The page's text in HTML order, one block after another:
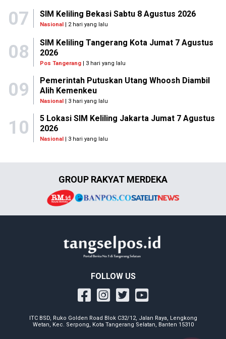
07 SIM Keliling Bekasi Sabtu 8 Agustus 2026
Nasional | 2 hari yang lalu
08
SIM Keliling Tangerang Kota Jumat 7 Agustus
2026
Pos Tangerang| 3 hari yang lalu
09
Pemerintah Putuskan Utang Whoosh Diambil
Alih Kemenkeu
Nasional| 3 hari yang lalu
10
5 Lokasi SIM Keliling Jakarta Jumat 7 Agustus
2026
Nasional| 3 hari yang lalu
GROUP RAKYAT MERDEKA
FOLLOW US
ITC BSD, Ruko Golden Road Blok C32/12, Jalan Raya, Lengkong
Wetan, Kec. Serpong, Kota Tangerang Selatan, Banten 15310